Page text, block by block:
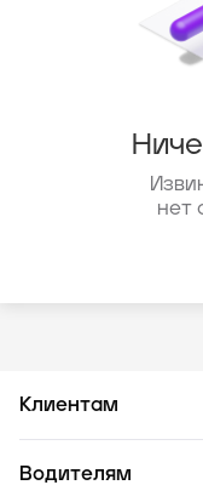
нет
Клиентам
Водителям